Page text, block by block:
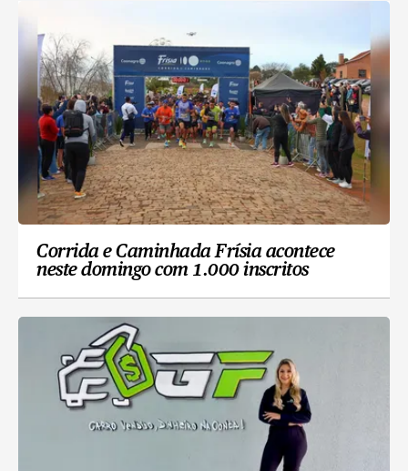
Corrida e Caminhada Frísia acontece
neste domingo com 1.000 inscritos